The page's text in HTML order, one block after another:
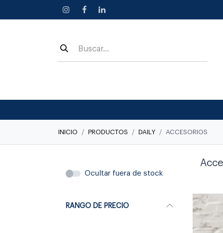
INICIO PRODUCTOS DAILY ACCESORIOS
Ocultar fuera de stock
RANGO DE PRECIO